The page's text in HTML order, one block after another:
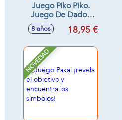
Juego Piko Piko.
Juego De Dados
Para Toda La
Familia
8 años 18,95 €
NOVEDAD